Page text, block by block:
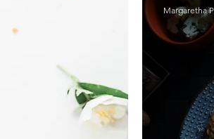
Frühstück
Margaretha